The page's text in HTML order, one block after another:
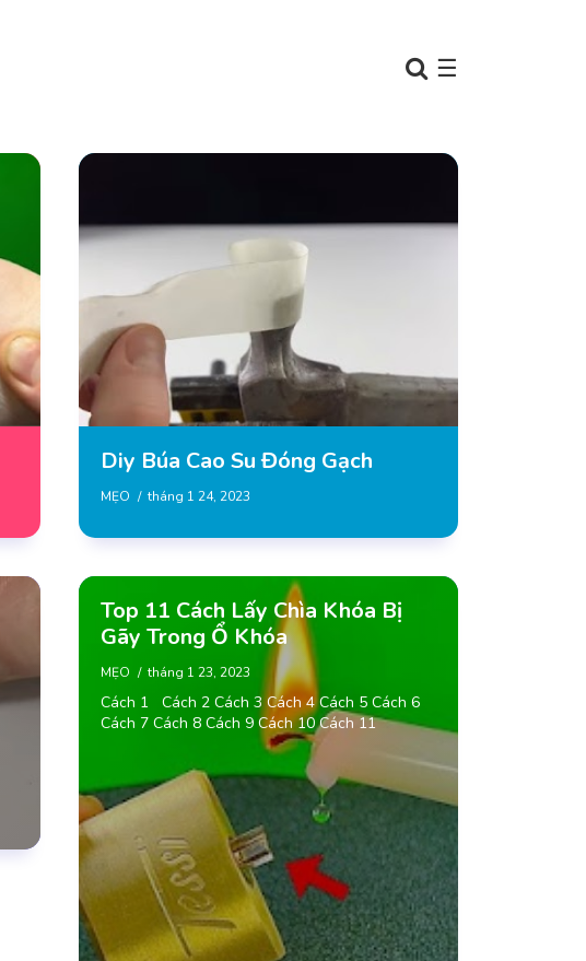
☰
Diy Búa Cao Su Đóng Gạch
MẸO tháng 1 24, 2023
Top 11 Cách Lấy Chìa Khóa Bị
Gãy Trong Ổ Khóa
MẸO tháng 1 23, 2023
Cách 1 Cách 2 Cách 3 Cách 4 Cách 5 Cách 6
Cách 7 Cách 8 Cách 9 Cách 10 Cách 11